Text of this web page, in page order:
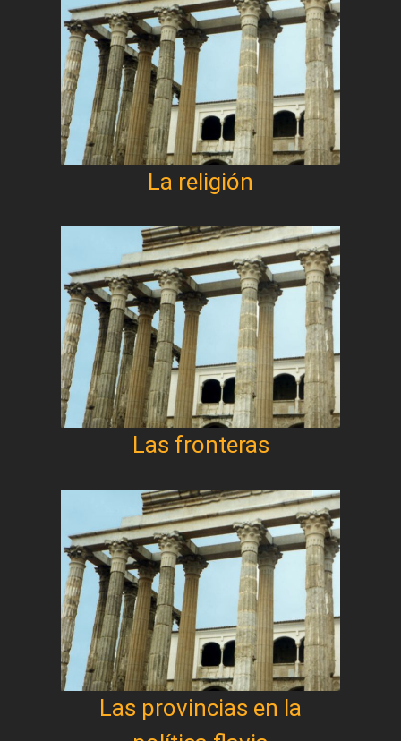
La religión
Las fronteras
Las provincias en la